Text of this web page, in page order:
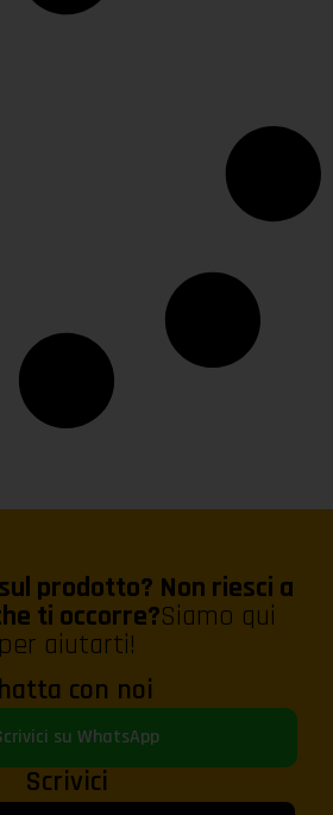
prodotto? Non riesci a
ti occorre?Siamo qui
per aiutarti!
con noi
su WhatsApp
Scrivici